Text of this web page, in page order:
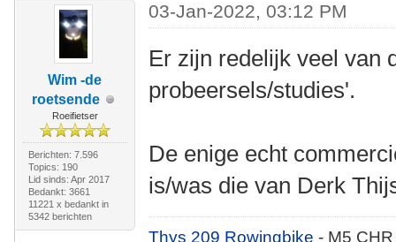
Wim -de
roetsende
Roeifietser
Berichten: 7.596
Topics: 190
Lid sinds: Apr 2017
Bedankt: 3661
11221 x bedankt in
5342 berichten
03-Jan-2022, 03:12 PM
Er zijn redelijk veel van
probeersels/studies'.
De enige echt
is/was die van Derk
Thys 209 Rowingbike- M5